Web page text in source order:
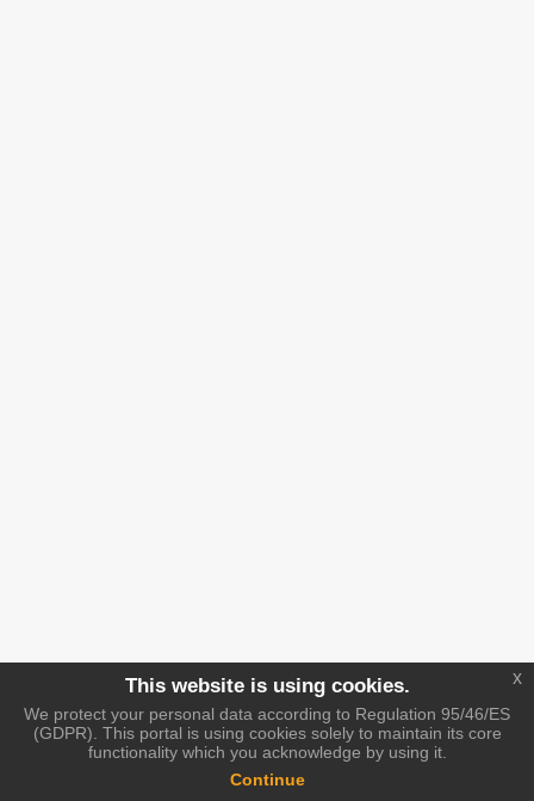
This website is using cookies.
We protect your personal data according to Regulation 95/46/ES
(GDPR). This portal is using cookies solely to maintain its core
functionality which you acknowledge by using it.
Continue
x